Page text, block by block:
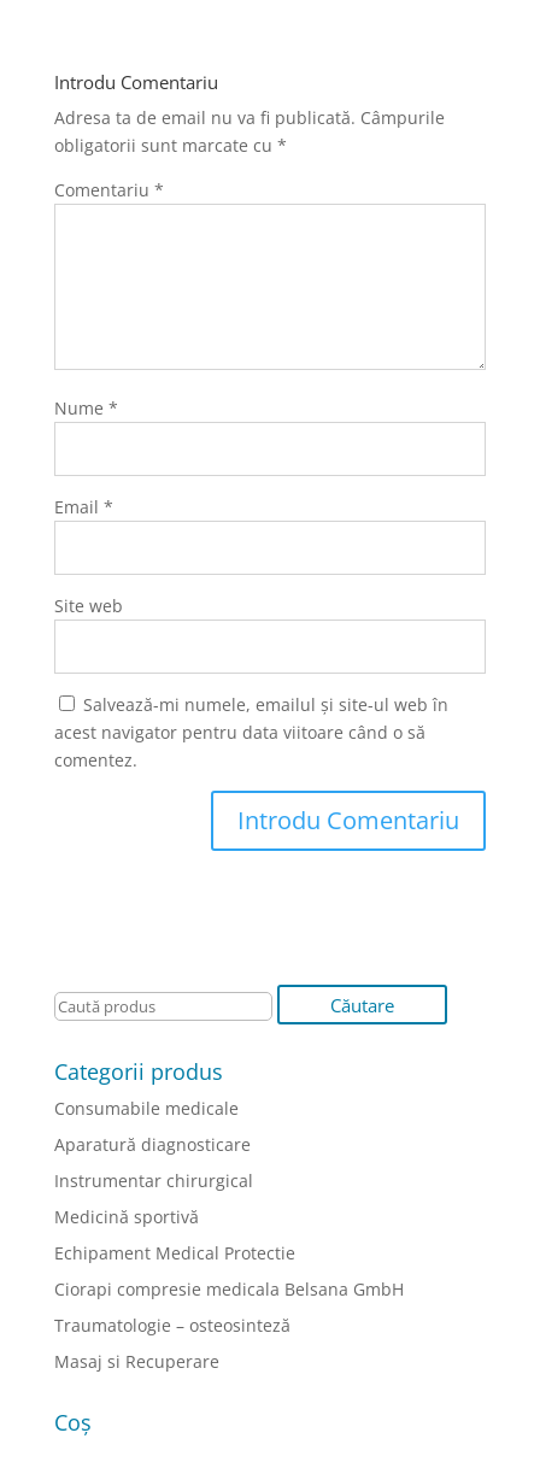
Introdu Comentariu
Adresa ta de email nu va fi publicată. Câmpurile
obligatorii sunt marcate cu *
Comentariu *
Nume *
Email *
Site web
Salvează-mi numele, emailul și site-ul web în
acest navigator pentru data viitoare când o să
comentez.
Categorii produs
Consumabile medicale
Aparatură diagnosticare
Instrumentar chirurgical
Medicină sportivă
Echipament Medical Protectie
Ciorapi compresie medicala Belsana GmbH
Traumatologie – osteosinteză
Masaj si Recuperare
Coș